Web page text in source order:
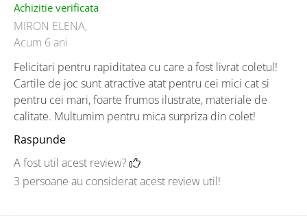
Achizitie verificata
MIRON ELENA,
Acum 6 ani
Felicitari pentru rapiditatea cu care a fost livrat coletul!
Cartile de joc sunt atractive atat pentru cei mici cat si
pentru cei mari, foarte frumos ilustrate, materiale de
calitate. Multumim pentru mica surpriza din colet!
Raspunde
A fost util acest review?
3 persoane au considerat acest review util!